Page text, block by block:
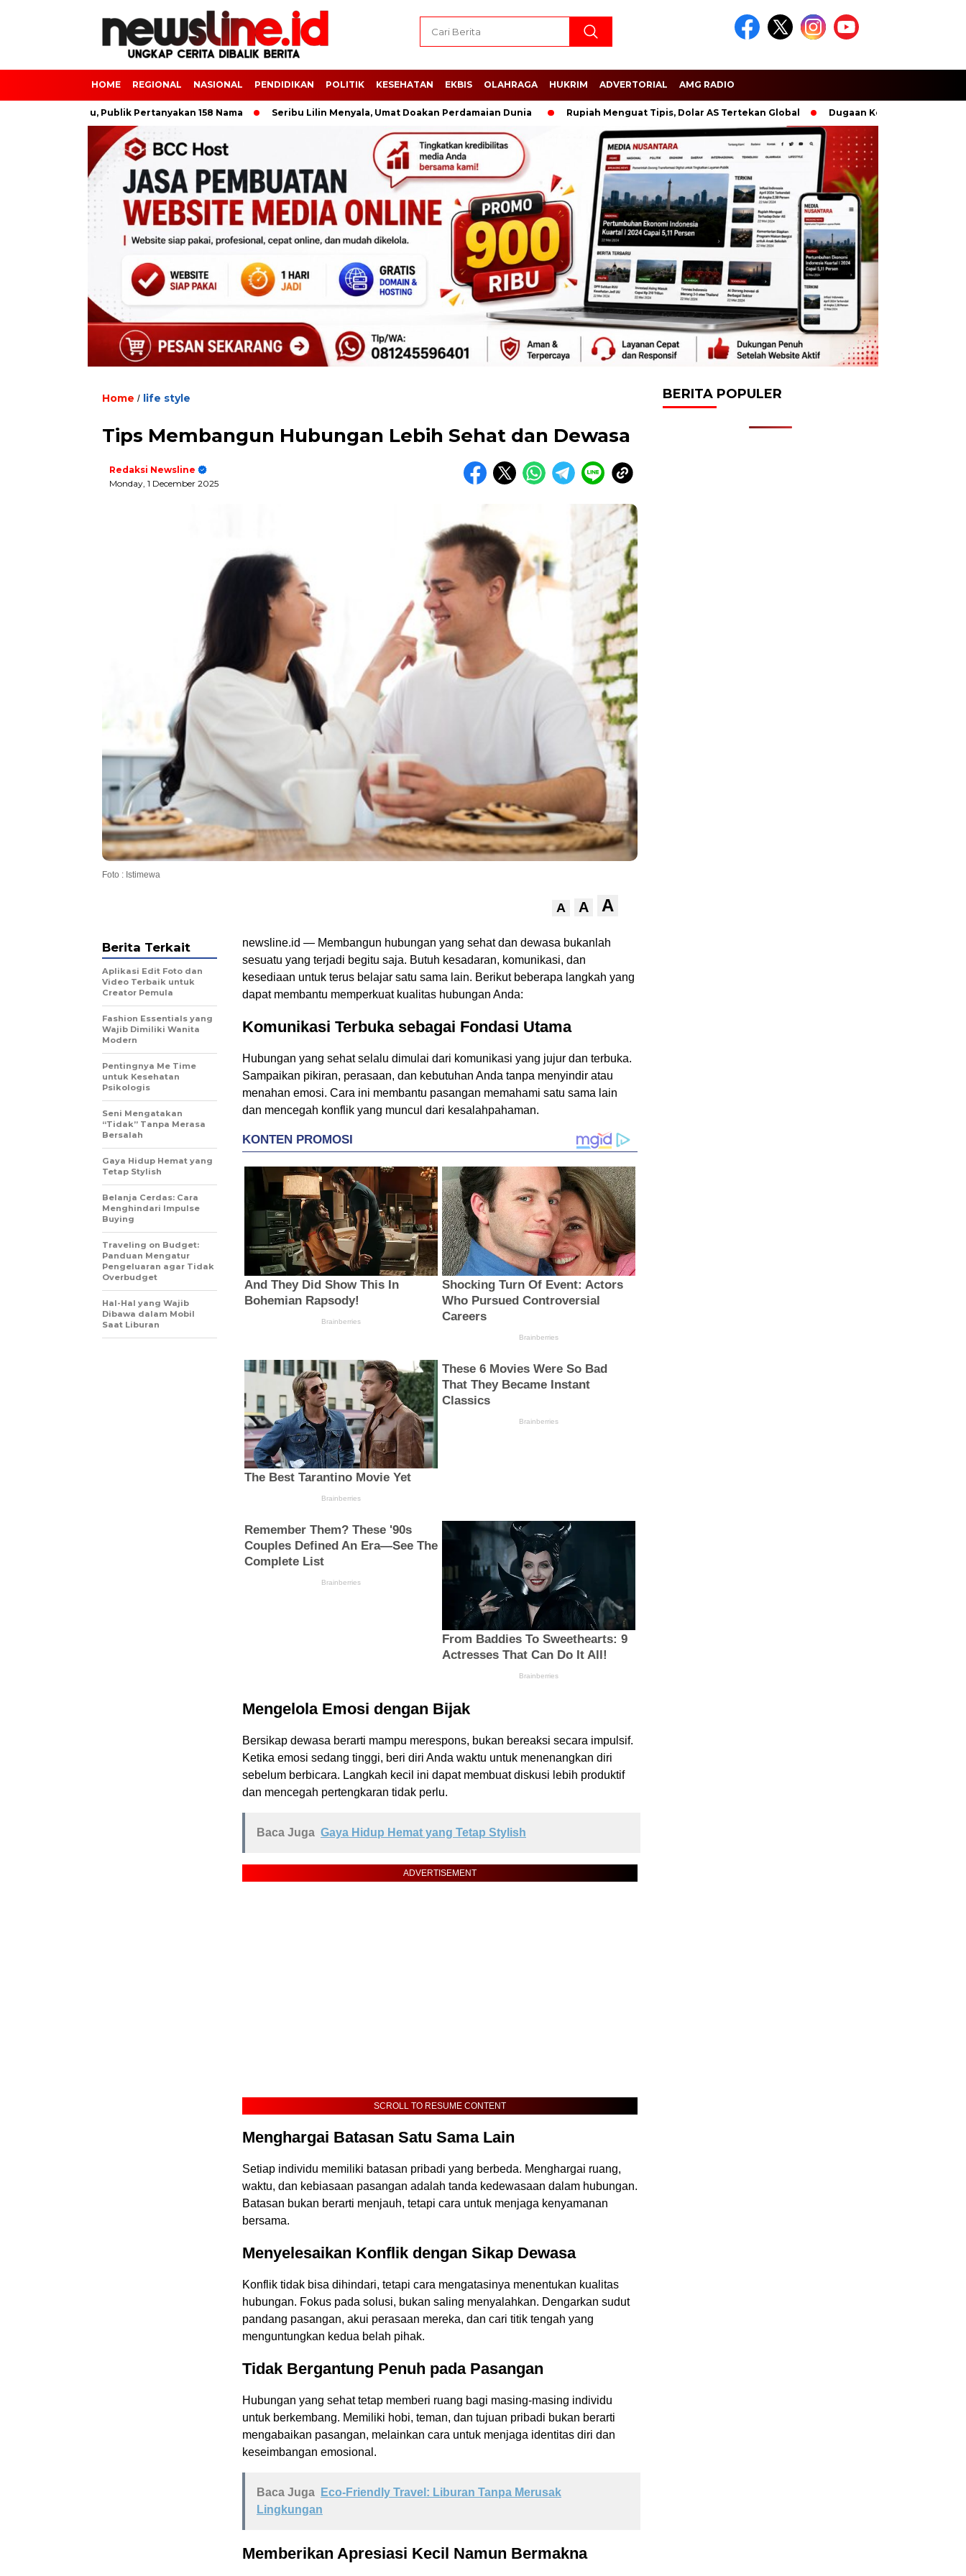
HOME REGIONAL NASIONAL PENDIDIKAN POLITIK KESEHATAN EKBIS OLAHRAGA HUKRIM ADVERTORIAL AMG RADIO
Dompu, Publik Pertanyakan 158 Nama Seribu Lilin Menyala, Umat Doakan Perdamaian Dunia Rupiah Menguat Tipis, Dolar AS Tertekan Global Dugaan Kejanggalan PPPK Dompu,
Home / life style
Tips Membangun Hubungan Lebih Sehat dan Dewasa
Redaksi Newsline
Monday, 1 December 2025
Foto : Istimewa
A A A
newsline.id — Membangun hubungan yang sehat dan dewasa bukanlah
sesuatu yang terjadi begitu saja. Butuh kesadaran, komunikasi, dan
kesediaan untuk terus belajar satu sama lain. Berikut beberapa langkah yang
dapat membantu memperkuat kualitas hubungan Anda:
Komunikasi Terbuka sebagai Fondasi Utama
Hubungan yang sehat selalu dimulai dari komunikasi yang jujur dan terbuka.
Sampaikan pikiran, perasaan, dan kebutuhan Anda tanpa menyindir atau
menahan emosi. Cara ini membantu pasangan memahami satu sama lain
dan mencegah konflik yang muncul dari kesalahpahaman.
Mengelola Emosi dengan Bijak
Bersikap dewasa berarti mampu merespons, bukan bereaksi secara impulsif.
Ketika emosi sedang tinggi, beri diri Anda waktu untuk menenangkan diri
sebelum berbicara. Langkah kecil ini dapat membuat diskusi lebih produktif
dan mencegah pertengkaran tidak perlu.
Baca Juga Gaya Hidup Hemat yang Tetap Stylish
ADVERTISEMENT
SCROLL TO RESUME CONTENT
Menghargai Batasan Satu Sama Lain
Setiap individu memiliki batasan pribadi yang berbeda. Menghargai ruang,
waktu, dan kebiasaan pasangan adalah tanda kedewasaan dalam hubungan.
Batasan bukan berarti menjauh, tetapi cara untuk menjaga kenyamanan
bersama.
Menyelesaikan Konflik dengan Sikap Dewasa
Konflik tidak bisa dihindari, tetapi cara mengatasinya menentukan kualitas
hubungan. Fokus pada solusi, bukan saling menyalahkan. Dengarkan sudut
pandang pasangan, akui perasaan mereka, dan cari titik tengah yang
menguntungkan kedua belah pihak.
Tidak Bergantung Penuh pada Pasangan
Hubungan yang sehat tetap memberi ruang bagi masing-masing individu
untuk berkembang. Memiliki hobi, teman, dan tujuan pribadi bukan berarti
mengabaikan pasangan, melainkan cara untuk menjaga identitas diri dan
keseimbangan emosional.
Baca Juga
Eco-Friendly Travel: Liburan Tanpa Merusak
Lingkungan
Memberikan Apresiasi Kecil Namun Bermakna
Berita Terkait
Aplikasi Edit Foto dan
Video Terbaik untuk
Creator Pemula
Fashion Essentials yang
Wajib Dimiliki Wanita
Modern
Pentingnya Me Time
untuk Kesehatan
Psikologis
Seni Mengatakan
“Tidak” Tanpa Merasa
Bersalah
Gaya Hidup Hemat yang
Tetap Stylish
Belanja Cerdas: Cara
Menghindari Impulse
Buying
Traveling on Budget:
Panduan Mengatur
Pengeluaran agar Tidak
Overbudget
Hal-Hal yang Wajib
Dibawa dalam Mobil
Saat Liburan
BERITA POPULER